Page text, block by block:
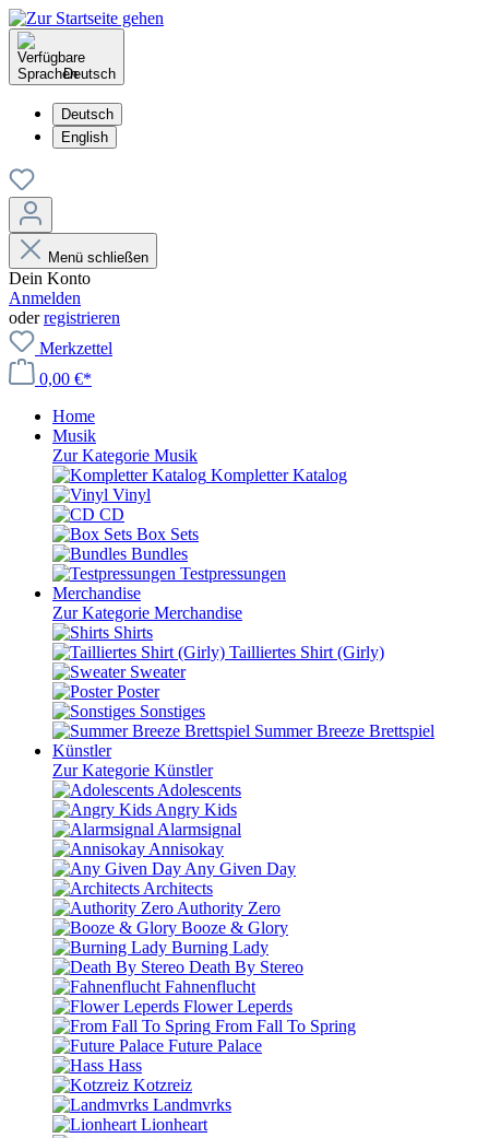
Deutsch
Deutsch
English
Menü schließen
Dein Konto
Anmelden
oderregistrieren
Merkzettel
0,00 €*
Home
Musik
Zur Kategorie Musik
Kompletter Katalog
Vinyl
CD
Box Sets
Bundles
Testpressungen
Merchandise
Zur Kategorie Merchandise
Shirts
Tailliertes Shirt (Girly)
Sweater
Poster
Sonstiges
Summer Breeze Brettspiel
Künstler
Zur Kategorie Künstler
Adolescents
Angry Kids
Alarmsignal
Annisokay
Any Given Day
Architects
Authority Zero
Booze & Glory
Burning Lady
Death By Stereo
Fahnenflucht
Flower Leperds
From Fall To Spring
Future Palace
Hass
Kotzreiz
Landmvrks
Lionheart